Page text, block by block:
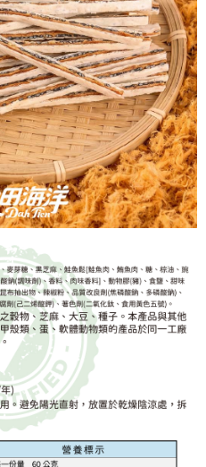
戶之使用額度並採取法律行動。